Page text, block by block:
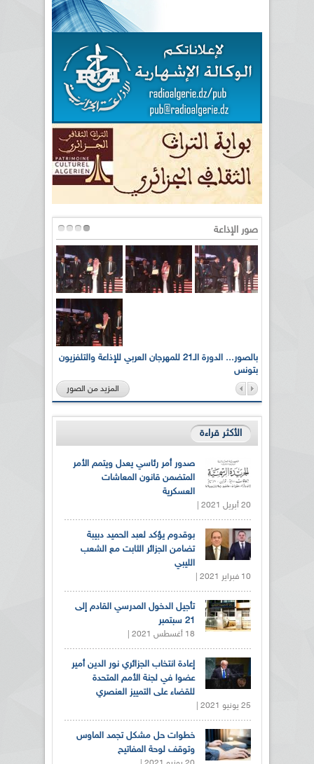
صور الإذاعة
بالصور... الدورة الـ21 للمهرجان العربي للإذاعة والتلفزيون
بتونس
المزيد من الصور
الأكثر قراءة
صدور أمر رئاسي يعدل ويتمم الأمر
المتضمن قانون المعاشات
العسكرية
20 أبريل 2021 |
بوقدوم يؤكد لعبد الحميد دبيبة
تضامن الجزائر الثابت مع الشعب
الليبي
10 فبراير 2021 |
تأجيل الدخول المدرسي القادم إلى
21 سبتمبر
18 أغسطس 2021 |
إعادة انتخاب الجزائري نور الدين أمير
عضوا في لجنة الأمم المتحدة
للقضاء على التمييز العنصري
25 يونيو 2021 |
خطوات حل مشكل تجمد الماوس
وتوقف لوحة المفاتيح